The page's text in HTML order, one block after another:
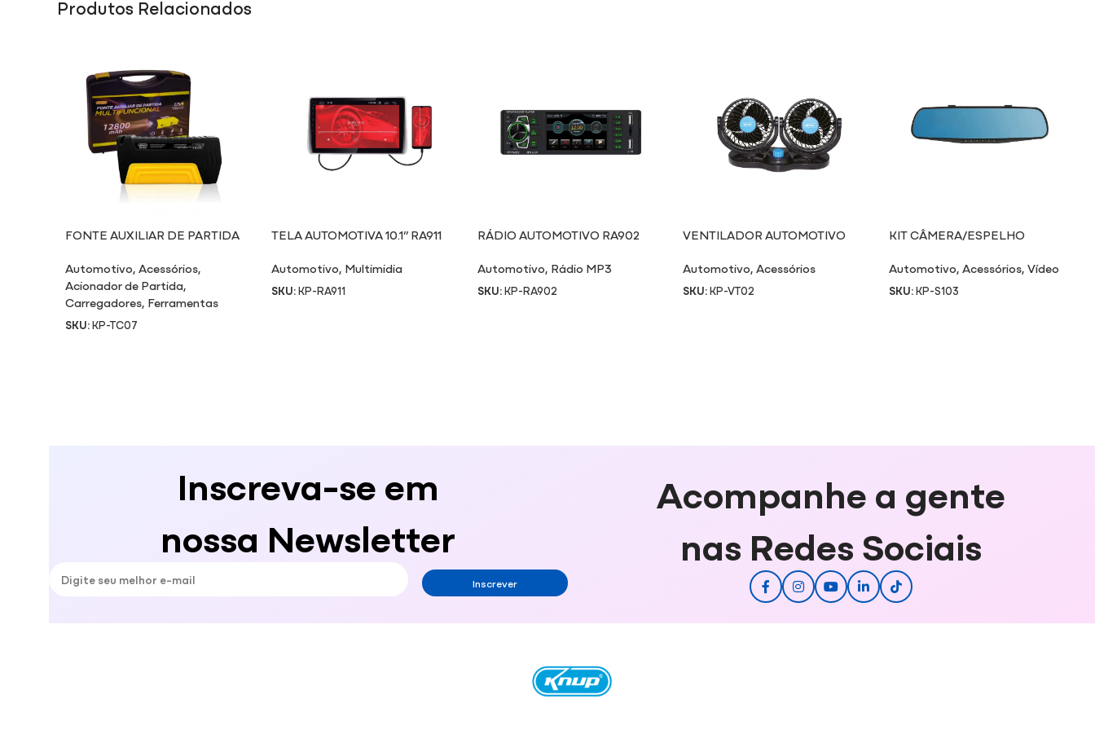
Produtos Relacionados
FONTE AUXILIAR DE PARTIDA
Automotivo,Acessórios,
Acionador de Partida,
Carregadores, Ferramentas
SKU:KP-TC07
TELA AUTOMOTIVA 10.1” RA911
Automotivo, Multimidia
SKU:KP-RA911
RÁDIO AUTOMOTIVO RA902
Automotivo, Rádio MP3
SKU:KP-RA902
VENTILADOR AUTOMOTIVO
Automotivo, Acessórios
SKU:KP-VT02
KIT CÂMERA/ESPELHO
Automotivo,Acessórios,Vídeo
SKU:KP-S103
Inscreva-se em
nossa Newsletter
Inscrever
Acompanhe a gente
nas Redes Sociais